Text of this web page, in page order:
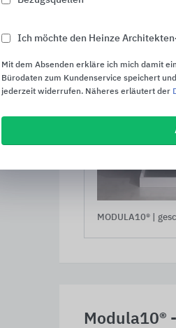
MODULA10® |
Modula10®
Ich möchte den Heinze
Mit dem Absenden erkläre ich mich damit
Bürodaten zum Kundenservice speichert
jederzeit widerrufen. Näheres erläutert der